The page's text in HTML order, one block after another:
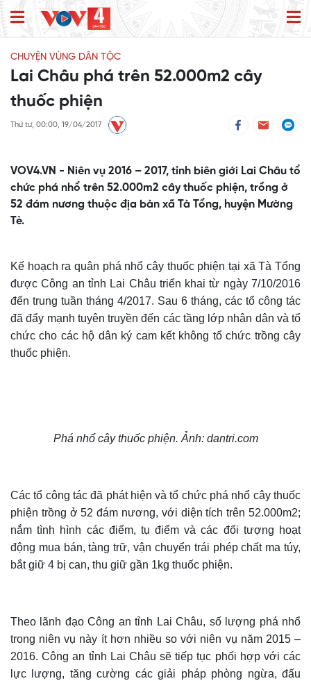
CHUYỆN VÙNG DÂN TỘC
Lai Châu phá trên 52.000m2 cây
thuốc phiện
Thứ tư, 00:00, 19/04/2017
VOV4.VN - Niên vụ 2016 – 2017, tỉnh biên giới Lai Châu tổ
chức phá nhổ trên 52.000m2 cây thuốc phiện, trồng ở
52 đám nương thuộc địa bàn xã Tà Tổng, huyện Mường
Tè.
Kế hoạch ra quân phá nhổ cây thuốc phiện tại xã Tà Tổng
được Công an tỉnh Lai Châu triển khai từ ngày 7/10/2016
đến trung tuần tháng 4/2017. Sau 6 tháng, các tổ công tác
đã đẩy mạnh tuyên truyền đến các tầng lớp nhân dân và tổ
chức cho các hộ dân ký cam kết không tổ chức trồng cây
thuốc phiện.
Phá nhổ cây thuốc phiện. Ảnh: dantri.com
Các tổ công tác đã phát hiện và tổ chức phá nhổ cây thuốc
phiện trồng ở 52 đám nương, với diện tích trên 52.000m2;
nắm tình hình các điểm, tụ điểm và các đối tượng hoạt
động mua bán, tàng trữ, vận chuyển trái phép chất ma túy,
bắt giữ 4 bị can, thu giữ gần 1kg thuốc phiện.
Theo lãnh đạo Công an tỉnh Lai Châu, số lượng phá nhổ
trong niên vụ này ít hơn nhiều so với niên vụ năm 2015 –
2016. Công an tỉnh Lai Châu sẽ tiếp tục phối hợp với các
lực lượng, tăng cường các giải pháp phòng ngừa, đấu